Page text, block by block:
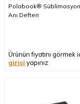
Polabook®
Anı Defteri
Ürünün fiyatını görmek
girişi yapınız